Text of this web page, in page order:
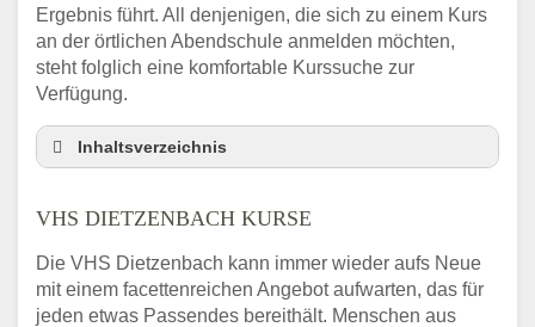
Ergebnis führt. All denjenigen, die sich zu einem Kurs
an der örtlichen Abendschule anmelden möchten,
steht folglich eine komfortable Kurssuche zur
Verfügung.
Inhaltsverzeichnis
Umgebung
Abendschule Dietzenbach Kurssuche
VHS Dietzenbach Kurse
VHS DIETZENBACH KURSE
Die VHS Dietzenbach kann immer wieder aufs Neue
mit einem facettenreichen Angebot aufwarten, das für
jeden etwas Passendes bereithält. Menschen aus